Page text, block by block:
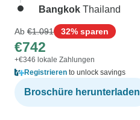
Bangkok Thailand
Ab €1.091 32% sparen
€742
+€346 lokale Zahlungen
Registrieren to unlock savings
Broschüre herunterladen